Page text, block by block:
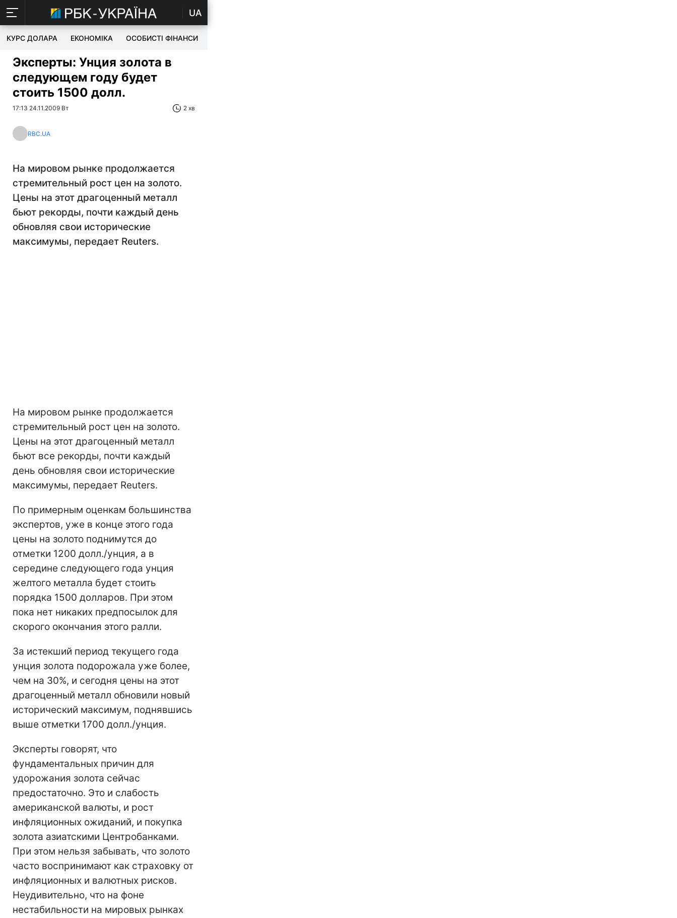
UA
КУРС ДОЛАРА ЕКОНОМІКА ОСОБИСТІ ФІНАНСИ
Эксперты: Унция золота в
следующем году будет
стоить 1500 долл.
17:13 24.11.2009 Вт 2 хв
RBC.UA
На мировом рынке продолжается
стремительный рост цен на золото.
Цены на этот драгоценный металл
бьют рекорды, почти каждый день
обновляя свои исторические
максимумы, передает Reuters.
На мировом рынке продолжается
стремительный рост цен на золото.
Цены на этот драгоценный металл
бьют все рекорды, почти каждый
день обновляя свои исторические
максимумы, передает Reuters.
По примерным оценкам большинства
экспертов, уже в конце этого года
цены на золото поднимутся до
отметки 1200 долл./унция, а в
середине следующего года унция
желтого металла будет стоить
порядка 1500 долларов. При этом
пока нет никаких предпосылок для
скорого окончания этого ралли.
За истекший период текущего года
унция золота подорожала уже более,
чем на 30%, и сегодня цены на этот
драгоценный металл обновили новый
исторический максимум, поднявшись
выше отметки 1700 долл./унция.
Эксперты говорят, что
фундаментальных причин для
удорожания золота сейчас
предостаточно. Это и слабость
американской валюты, и рост
инфляционных ожиданий, и покупка
золота азиатскими Центробанками.
При этом нельзя забывать, что золото
часто воспринимают как страховку от
инфляционных и валютных рисков.
Неудивительно, что на фоне
нестабильности на мировых рынках